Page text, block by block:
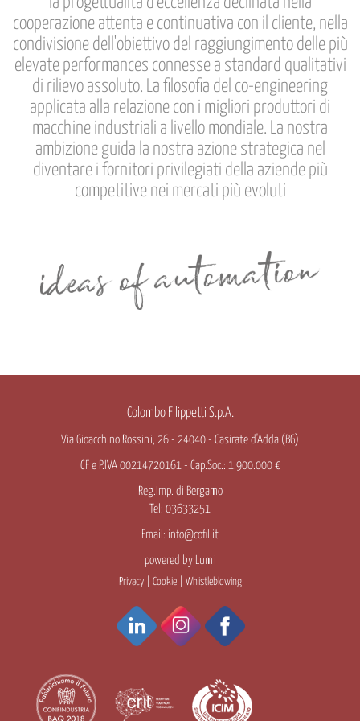
cooperazione attenta e continuativa con il cliente, nella
condivisione dell'obiettivo del raggiungimento delle più
elevate performances connesse a standard qualitativi
di rilievo assoluto. La filosofia del co-engineering
applicata alla relazione con i migliori produttori di
macchine industriali a livello mondiale. La nostra
ambizione guida la nostra azione strategica nel
diventare i fornitori privilegiati della aziende più
competitive nei mercati più evoluti
Colombo Filippetti S.p.A.
Via Gioacchino Rossini, 26 - 24040 - Casirate d'Adda (BG)
CF e P.IVA 00214720161 - Cap.Soc.: 1.900.000 €
Reg.Imp. di Bergamo
Tel: 03633251
Email: info@cofil.it
powered by Lumi
Privacy| Cookie| Whistleblowing